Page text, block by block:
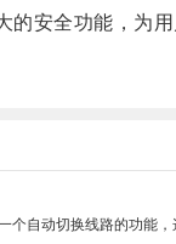
全功能，为用
自动切换线路的功能